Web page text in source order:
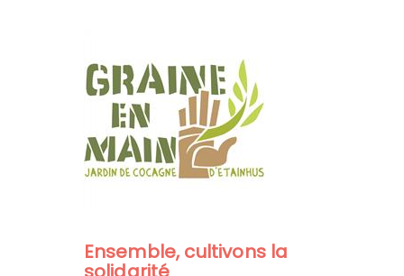
Ensemble, cultivons la